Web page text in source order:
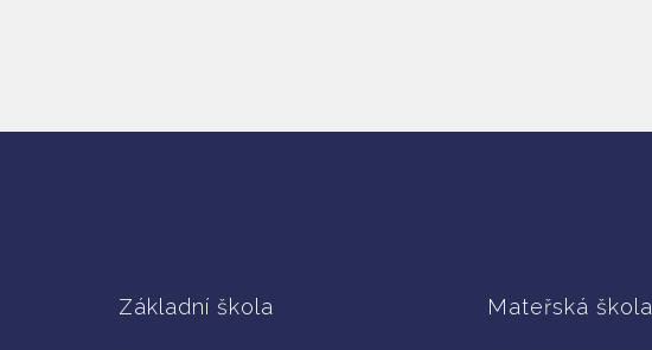
Základní škola Mateřská škola